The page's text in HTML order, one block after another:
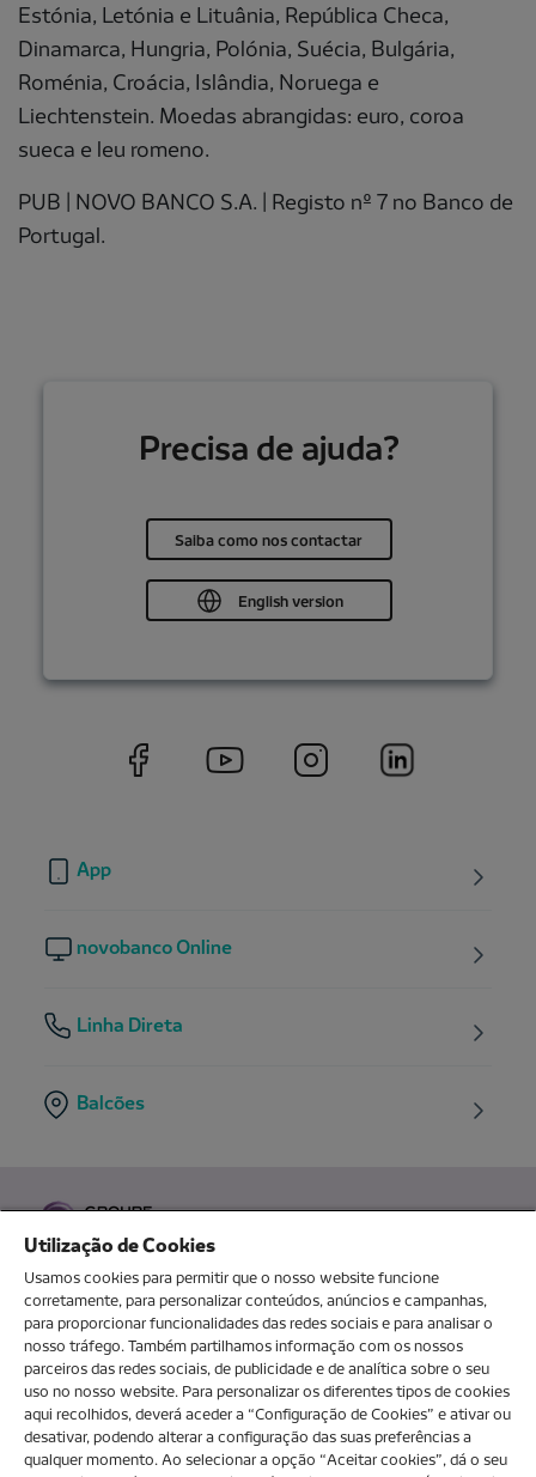
Estónia, Letónia e Lituânia, República Checa,
Dinamarca, Hungria, Polónia, Suécia, Bulgária,
Roménia, Croácia, Islândia, Noruega e
Liechtenstein. Moedas abrangidas: euro, coroa
sueca e leu romeno.
PUB | NOVO BANCO S.A. | Registo nº 7 no Banco de
Portugal.
Precisa de ajuda?
Saiba como nos contactar
English version
App
novobanco Online
Linha Direta
Balcões
O MEU NOVOBANCO
Sobre nós
Utilização de Cookies
Usamos cookies para permitir que o nosso website funcione
corretamente, para personalizar conteúdos, anúncios e campanhas,
para proporcionar funcionalidades das redes sociais e para analisar o
nosso tráfego. Também partilhamos informação com os nossos
parceiros das redes sociais, de publicidade e de analítica sobre o seu
uso no nosso website. Para personalizar os diferentes tipos de cookies
aqui recolhidos, deverá aceder a “Configuração de Cookies” e ativar ou
desativar, podendo alterar a configuração das suas preferências a
qualquer momento. Ao selecionar a opção “Aceitar cookies”, dá o seu